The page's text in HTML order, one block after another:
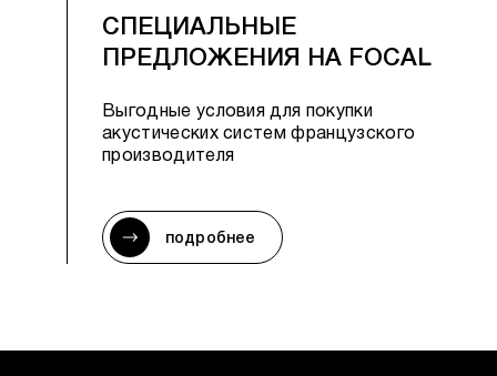
СПЕЦИАЛЬНЫЕ
ПРЕДЛОЖЕНИЯ НА FOCAL
Выгодные условия для покупки
акустических систем французского
производителя
подробнее